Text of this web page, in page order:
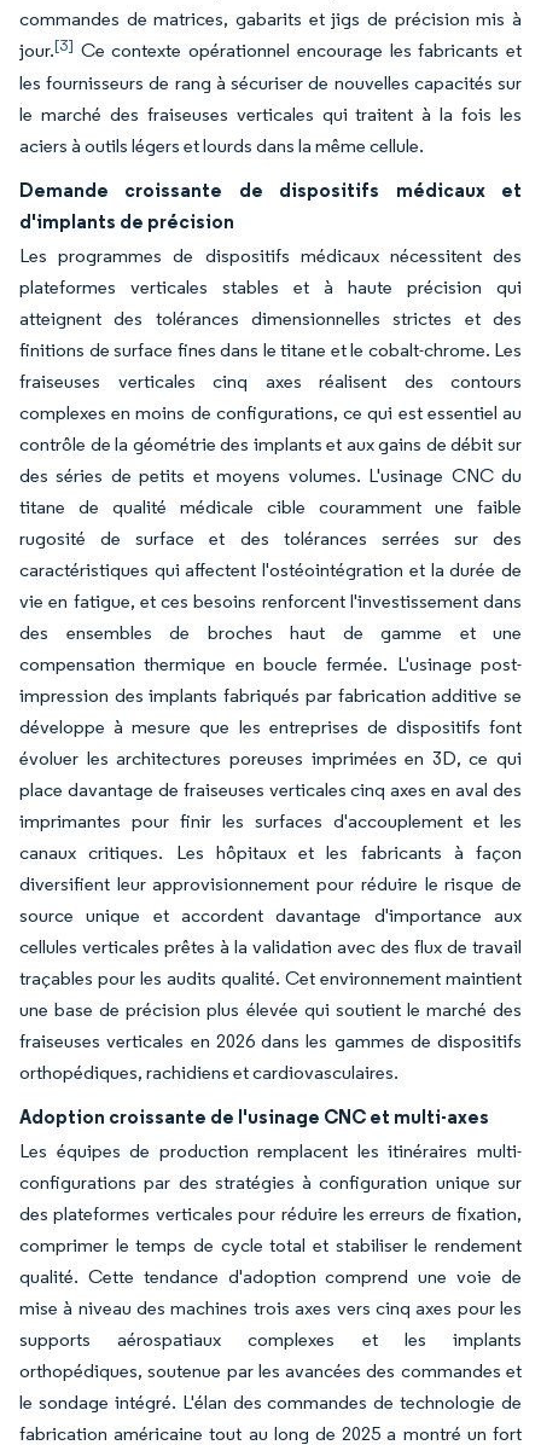
commandes de matrices, gabarits et jigs de précision mis à
jour.[3] Ce contexte opérationnel encourage les fabricants et
les fournisseurs de rang à sécuriser de nouvelles capacités sur
le marché des fraiseuses verticales qui traitent à la fois les
aciers à outils légers et lourds dans la même cellule.
Demande croissante de dispositifs médicaux et
d'implants de précision
Les programmes de dispositifs médicaux nécessitent des
plateformes verticales stables et à haute précision qui
atteignent des tolérances dimensionnelles strictes et des
finitions de surface fines dans le titane et le cobalt-chrome. Les
fraiseuses verticales cinq axes réalisent des contours
complexes en moins de configurations, ce qui est essentiel au
contrôle de la géométrie des implants et aux gains de débit sur
des séries de petits et moyens volumes. L'usinage CNC du
titane de qualité médicale cible couramment une faible
rugosité de surface et des tolérances serrées sur des
caractéristiques qui affectent l'ostéointégration et la durée de
vie en fatigue, et ces besoins renforcent l'investissement dans
des ensembles de broches haut de gamme et une
compensation thermique en boucle fermée. L'usinage post-
impression des implants fabriqués par fabrication additive se
développe à mesure que les entreprises de dispositifs font
évoluer les architectures poreuses imprimées en 3D, ce qui
place davantage de fraiseuses verticales cinq axes en aval des
imprimantes pour finir les surfaces d'accouplement et les
canaux critiques. Les hôpitaux et les fabricants à façon
diversifient leur approvisionnement pour réduire le risque de
source unique et accordent davantage d'importance aux
cellules verticales prêtes à la validation avec des flux de travail
traçables pour les audits qualité. Cet environnement maintient
une base de précision plus élevée qui soutient le marché des
fraiseuses verticales en 2026 dans les gammes de dispositifs
orthopédiques, rachidiens et cardiovasculaires.
Adoption croissante de l'usinage CNC et multi-axes
Les équipes de production remplacent les itinéraires multi-
configurations par des stratégies à configuration unique sur
des plateformes verticales pour réduire les erreurs de fixation,
comprimer le temps de cycle total et stabiliser le rendement
qualité. Cette tendance d'adoption comprend une voie de
mise à niveau des machines trois axes vers cinq axes pour les
supports aérospatiaux complexes et les implants
orthopédiques, soutenue par les avancées des commandes et
le sondage intégré. L'élan des commandes de technologie de
fabrication américaine tout au long de 2025 a montré un fort